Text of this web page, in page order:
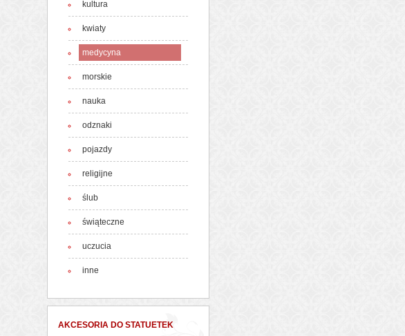
kultura
kwiaty
medycyna
morskie
nauka
odznaki
pojazdy
religijne
ślub
świąteczne
uczucia
inne
AKCESORIA DO STATUETEK